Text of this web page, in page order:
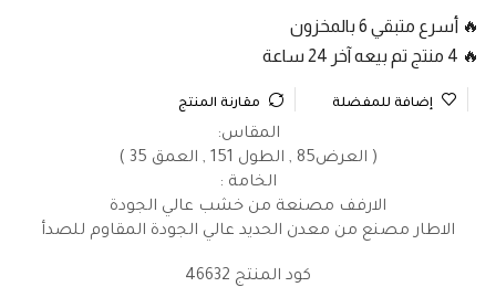
🔥 أسرع متبقي 6 بالمخزون
🔥 4 منتج تم بيعه آخر 24 ساعة
إضافة للمفضلة مقارنة المنتج
المقاس:
( العرض85 , الطول 151 , العمق 35 )
الخامة :
الارفف مصنعة من خشب عالي الجودة
الاطار مصنع من معدن الحديد عالي الجودة المقاوم للصدأ
كود المنتج 46632